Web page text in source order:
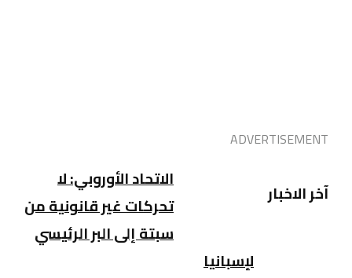
ADVERTISEMENT
آخر الاخبار
الاتحاد الأوروبي: لا
تحركات غير قانونية من
سبتة إلى البر الرئيسي
لإسبانيا